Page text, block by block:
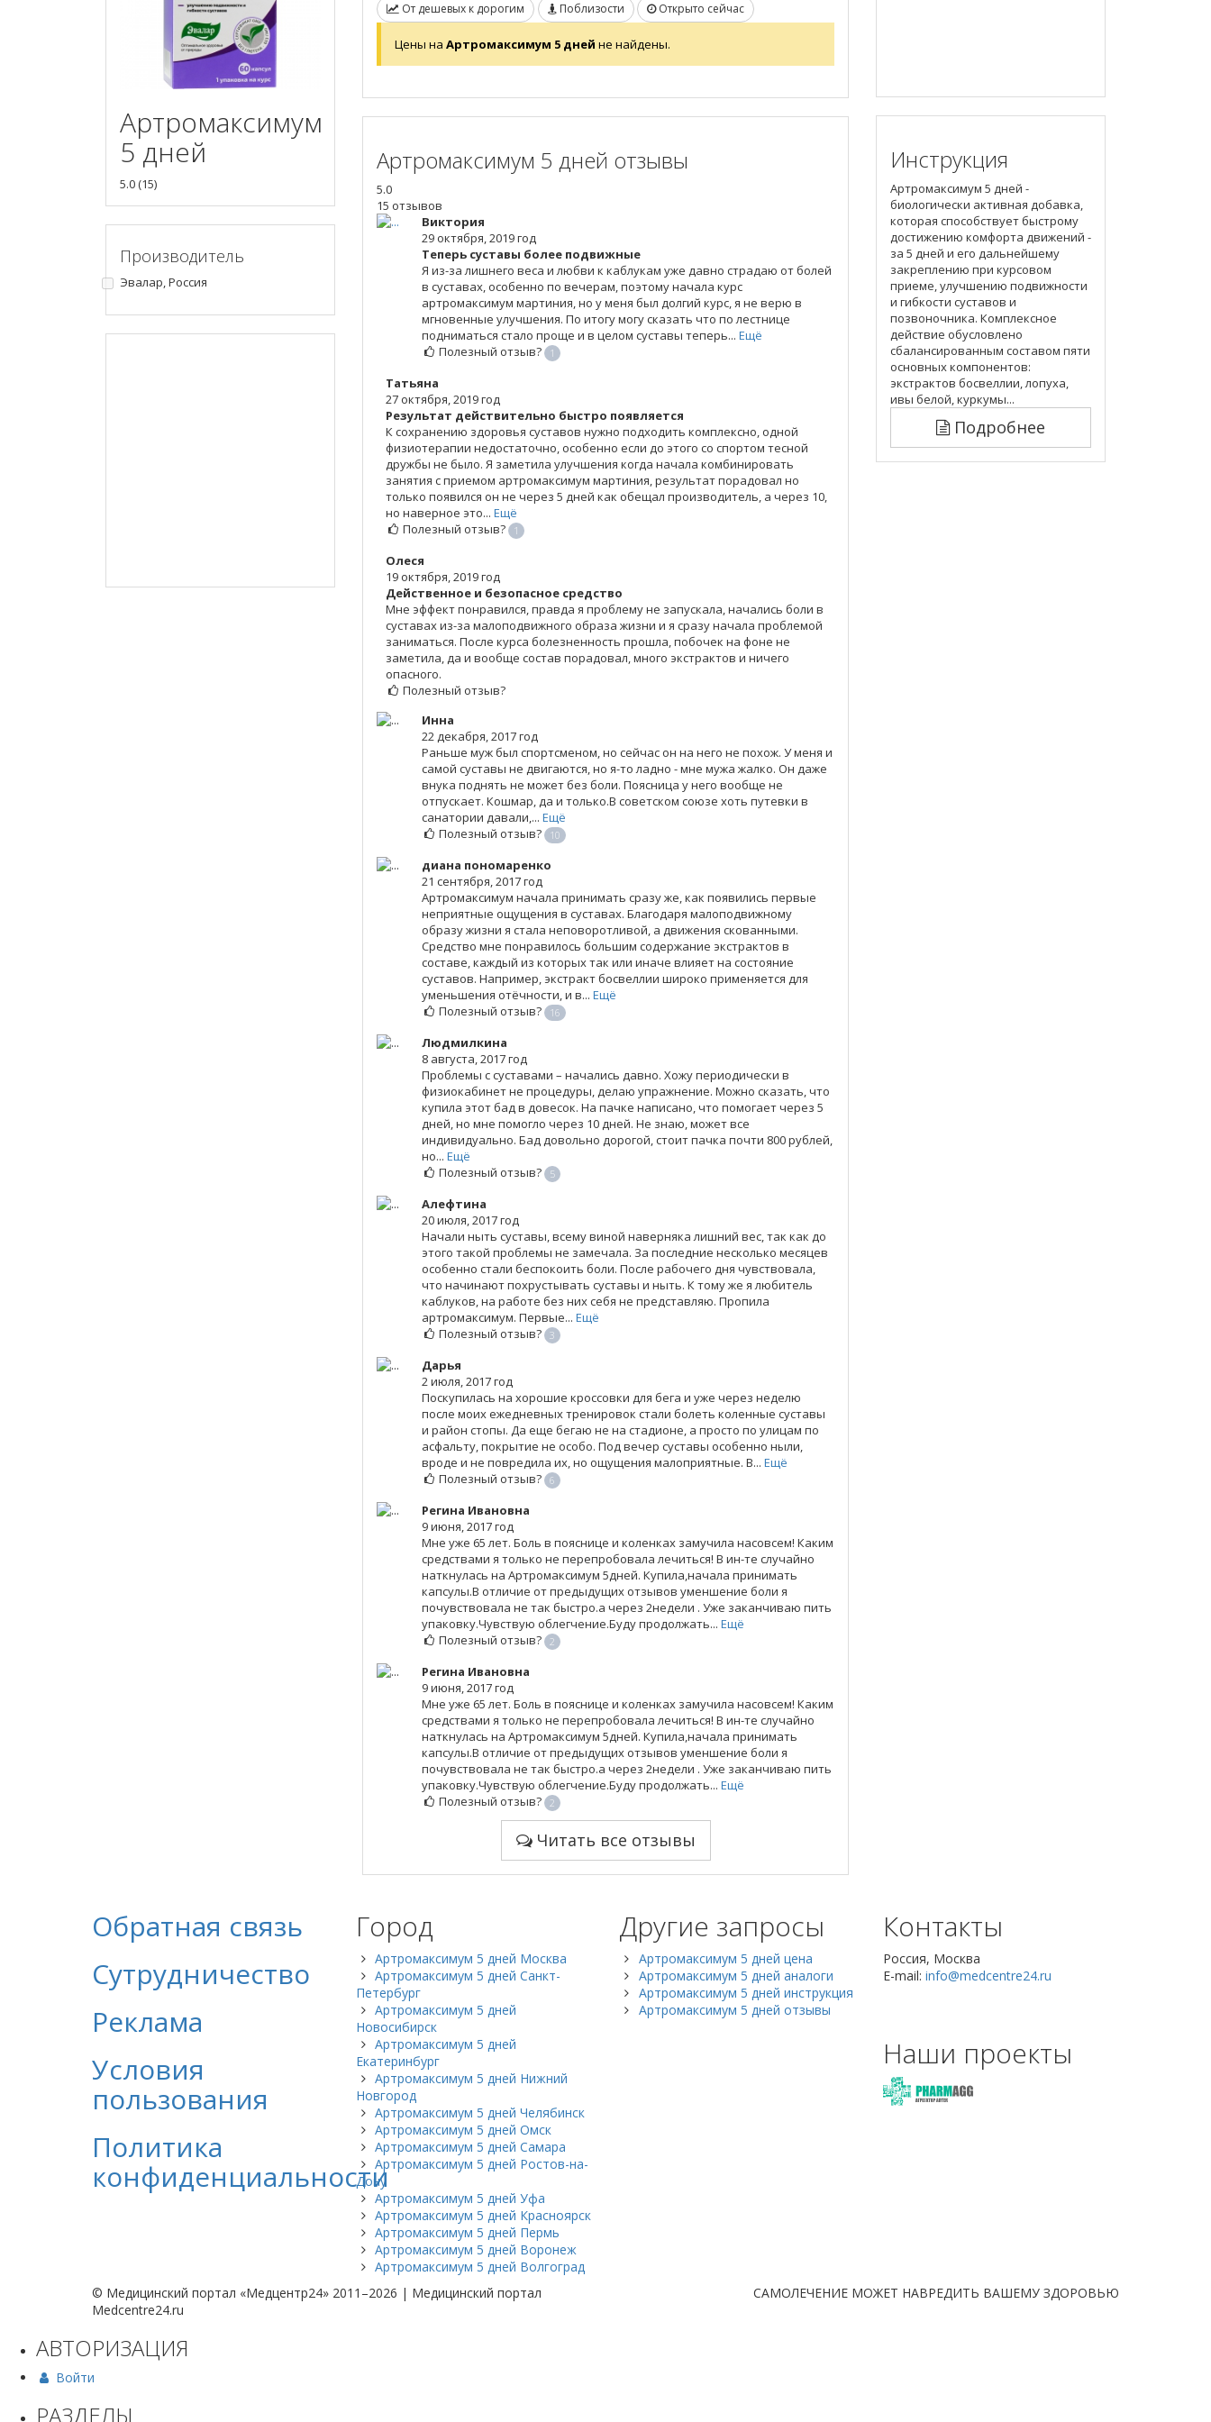
Артромаксимум
5 дней
5.0(15)
Производитель
Эвалар, Россия
От дешевых к дорогим Поблизости Открыто сейчас
Цены на Артромаксимум 5 дней не найдены.
Артромаксимум 5 дней отзывы
5.0
15 отзывов
Виктория
29 октября, 2019 год
Теперь суставы более подвижные
Я из-за лишнего веса и любви к каблукам уже давно страдаю от болей
в суставах, особенно по вечерам, поэтому начала курс
артромаксимум мартиния, но у меня был долгий курс, я не верю в
мгновенные улучшения. По итогу могу сказать что по лестнице
подниматься стало проще и в целом суставы теперь... Ещё
Полезный отзыв? 1
Татьяна
27 октября, 2019 год
Результат действительно быстро появляется
К сохранению здоровья суставов нужно подходить комплексно, одной
физиотерапии недостаточно, особенно если до этого со спортом тесной
дружбы не было. Я заметила улучшения когда начала комбинировать
занятия с приемом артромаксимум мартиния, результат порадовал но
только появился он не через 5 дней как обещал производитель, а через 10,
но наверное это... Ещё
Полезный отзыв? 1
Олеся
19 октября, 2019 год
Действенное и безопасное средство
Мне эффект понравился, правда я проблему не запускала, начались боли в
суставах из-за малоподвижного образа жизни и я сразу начала проблемой
заниматься. После курса болезненность прошла, побочек на фоне не
заметила, да и вообще состав порадовал, много экстрактов и ничего
опасного.
Полезный отзыв?
Инна
22 декабря, 2017 год
Раньше муж был спортсменом, но сейчас он на него не похож. У меня и
самой суставы не двигаются, но я-то ладно - мне мужа жалко. Он даже
внука поднять не может без боли. Поясница у него вообще не
отпускает. Кошмар, да и только.В советском союзе хоть путевки в
санатории давали,... Ещё
Полезный отзыв? 10
диана пономаренко
21 сентября, 2017 год
Артромаксимум начала принимать сразу же, как появились первые
неприятные ощущения в суставах. Благодаря малоподвижному
образу жизни я стала неповоротливой, а движения скованными.
Средство мне понравилось большим содержание экстрактов в
составе, каждый из которых так или иначе влияет на состояние
суставов. Например, экстракт босвеллии широко применяется для
уменьшения отёчности, и в... Ещё
Полезный отзыв? 16
Людмилкина
8 августа, 2017 год
Проблемы с суставами – начались давно. Хожу периодически в
физиокабинет не процедуры, делаю упражнение. Можно сказать, что
купила этот бад в довесок. На пачке написано, что помогает через 5
дней, но мне помогло через 10 дней. Не знаю, может все
индивидуально. Бад довольно дорогой, стоит пачка почти 800 рублей,
но... Ещё
Полезный отзыв? 5
Алефтина
20 июля, 2017 год
Начали ныть суставы, всему виной наверняка лишний вес, так как до
этого такой проблемы не замечала. За последние несколько месяцев
особенно стали беспокоить боли. После рабочего дня чувствовала,
что начинают похрустывать суставы и ныть. К тому же я любитель
каблуков, на работе без них себя не представляю. Пропила
артромаксимум. Первые... Ещё
Полезный отзыв? 3
Дарья
2 июля, 2017 год
Поскупилась на хорошие кроссовки для бега и уже через неделю
после моих ежедневных тренировок стали болеть коленные суставы
и район стопы. Да еще бегаю не на стадионе, а просто по улицам по
асфальту, покрытие не особо. Под вечер суставы особенно ныли,
вроде и не повредила их, но ощущения малоприятные. В... Ещё
Полезный отзыв? 6
Регина Ивановна
9 июня, 2017 год
Мне уже 65 лет. Боль в пояснице и коленках замучила насовсем! Каким
средствами я только не перепробовала лечиться! В ин-те случайно
наткнулась на Артромаксимум 5дней. Купила,начала принимать
капсулы.В отличие от предыдущих отзывов уменшение боли я
почувствовала не так быстро.а через 2недели . Уже заканчиваю пить
упаковку.Чувствую облегчение.Буду продолжать... Ещё
Полезный отзыв? 2
Регина Ивановна
9 июня, 2017 год
Мне уже 65 лет. Боль в пояснице и коленках замучила насовсем! Каким
средствами я только не перепробовала лечиться! В ин-те случайно
наткнулась на Артромаксимум 5дней. Купила,начала принимать
капсулы.В отличие от предыдущих отзывов уменшение боли я
почувствовала не так быстро.а через 2недели . Уже заканчиваю пить
упаковку.Чувствую облегчение.Буду продолжать... Ещё
Полезный отзыв? 2
Читать все отзывы
Инструкция
Артромаксимум 5 дней -
биологически активная добавка,
которая способствует быстрому
достижению комфорта движений -
за 5 дней и его дальнейшему
закреплению при курсовом
приеме, улучшению подвижности
и гибкости суставов и
позвоночника. Комплексное
действие обусловлено
сбалансированным составом пяти
основных компонентов:
экстрактов босвеллии, лопуха,
ивы белой, куркумы...
Подробнее
Обратная связь
Сутрудничество
Реклама
Условия
пользования
Политика
конфиденциальности
Город
Артромаксимум 5 дней Москва
Артромаксимум 5 дней Санкт-
Петербург
Артромаксимум 5 дней
Новосибирск
Артромаксимум 5 дней
Екатеринбург
Артромаксимум 5 дней Нижний
Новгород
Артромаксимум 5 дней Челябинск
Артромаксимум 5 дней Омск
Артромаксимум 5 дней Самара
Артромаксимум 5 дней Ростов-на-
Дону
Артромаксимум 5 дней Уфа
Артромаксимум 5 дней Красноярск
Артромаксимум 5 дней Пермь
Артромаксимум 5 дней Воронеж
Артромаксимум 5 дней Волгоград
Другие запросы
Артромаксимум 5 дней цена
Артромаксимум 5 дней аналоги
Артромаксимум 5 дней инструкция
Артромаксимум 5 дней отзывы
Контакты
Россия, Москва
E-mail: info@medcentre24.ru
Наши проекты
© Медицинский портал «Медцентр24» 2011–2026 | Медицинский портал
Medcentre24.ru
САМОЛЕЧЕНИЕ МОЖЕТ НАВРЕДИТЬ ВАШЕМУ ЗДОРОВЬЮ
АВТОРИЗАЦИЯ
Войти
РАЗДЕЛЫ